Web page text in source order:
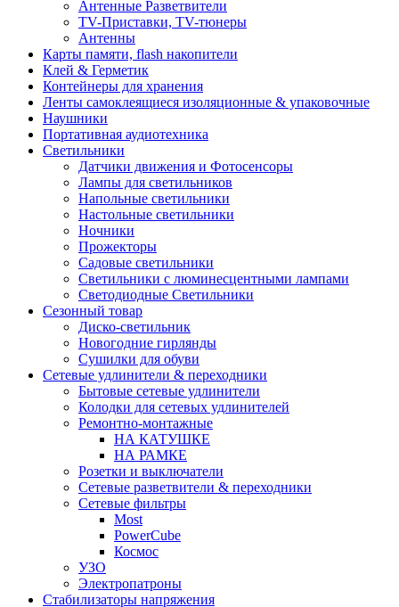
Антенные Разветвители
TV-Приставки, TV-тюнеры
Антенны
Карты памяти, flash накопители
Клей & Герметик
Контейнеры для хранения
Ленты самоклеящиеся изоляционные & упаковочные
Наушники
Портативная аудиотехника
Светильники
Датчики движения и Фотосенсоры
Лампы для светильников
Напольные светильники
Настольные светильники
Ночники
Прожекторы
Садовые светильники
Светильники с люминесцентными лампами
Светодиодные Светильники
Сезонный товар
Диско-светильник
Новогодние гирлянды
Сушилки для обуви
Сетевые удлинители & переходники
Бытовые сетевые удлинители
Колодки для сетевых удлинителей
Ремонтно-монтажные
НА КАТУШКЕ
НА РАМКЕ
Розетки и выключатели
Сетевые разветвители & переходники
Сетевые фильтры
Most
PowerCube
Космос
УЗО
Электропатроны
Стабилизаторы напряжения